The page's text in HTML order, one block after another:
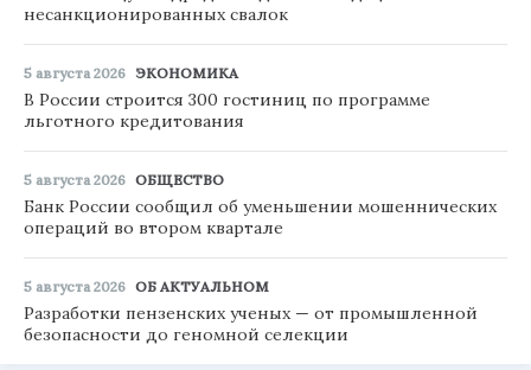
несанкционированных свалок
5 августа 2026 ЭКОНОМИКА
В России строится 300 гостиниц по программе
льготного кредитования
5 августа 2026 ОБЩЕСТВО
Банк России сообщил об уменьшении мошеннических
операций во втором квартале
5 августа 2026 ОБ АКТУАЛЬНОМ
Разработки пензенских ученых — от промышленной
безопасности до геномной селекции